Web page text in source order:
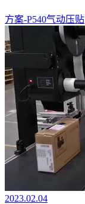
方案-P540气动压贴
2023.02.04